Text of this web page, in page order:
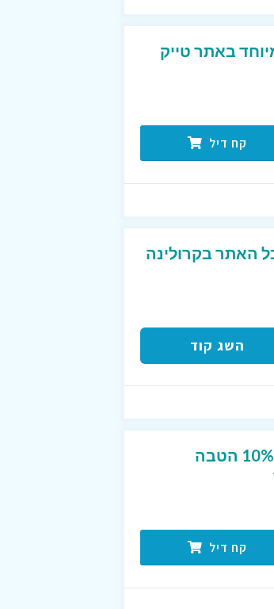
באתר טייק
קח דיל
10% הנחה על כל האתר בקרולינה
השג קוד
חדשים בפוט לוקר? קבלו קוד קופון 10% הטבה
קח דיל